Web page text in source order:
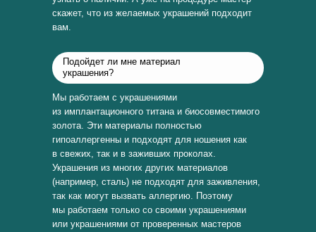
скажет, что из желаемых украшений подходит
вам.
Подойдет ли мне материал
украшения?
Мы работаем с украшениями
из имплантационного титана и биосовместимого
золота. Эти материалы полностью
гипоаллергенны и подходят для ношения как
в свежих, так и в заживших проколах.
Украшения из многих других материалов
(например, сталь) не подходят для заживления,
так как могут вызвать аллергию. Поэтому
мы работаем только со своими украшениями
или украшениями от проверенных мастеров